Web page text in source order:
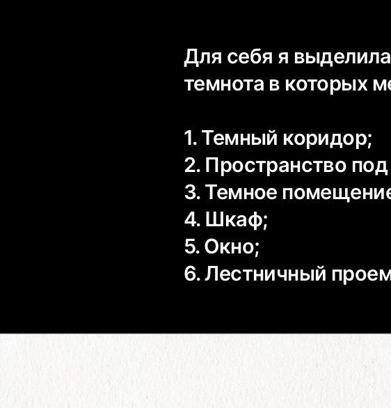
Для себя я
темнота в которых
1. Темный коридор;
2. Пространство
3. Темное
4. Шкаф;
5. Окно;
6. Лестничный